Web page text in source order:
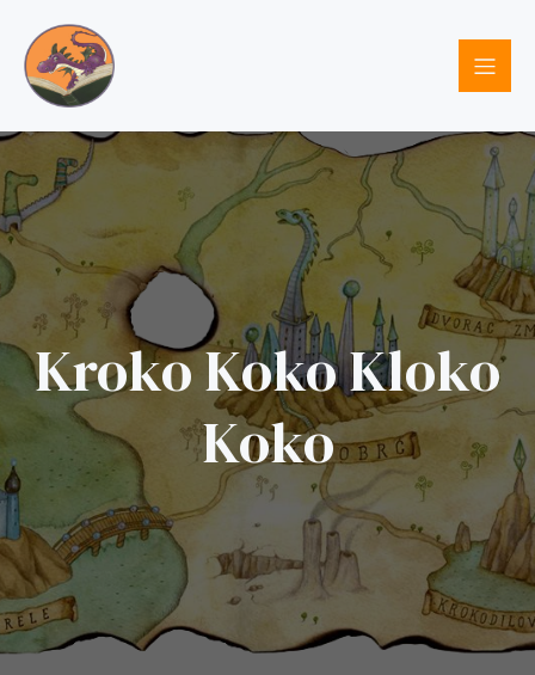
Kroko Koko Kloko
Koko